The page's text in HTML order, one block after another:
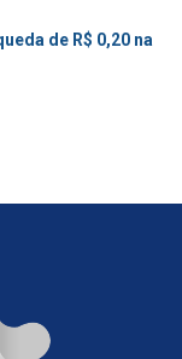
de R$ 0,20 na